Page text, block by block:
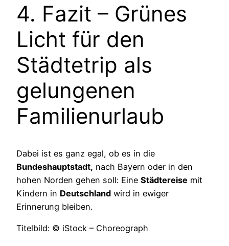
4. Fazit – Grünes
Licht für den
Städtetrip als
gelungenen
Familienurlaub
Dabei ist es ganz egal, ob es in die
Bundeshauptstadt, nach Bayern oder in den
hohen Norden gehen soll: Eine Städtereise mit
Kindern in Deutschland wird in ewiger
Erinnerung bleiben.
Titelbild: © iStock – Choreograph